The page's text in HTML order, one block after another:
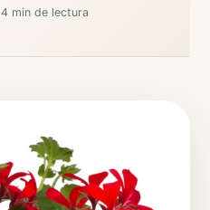
4 min de lectura